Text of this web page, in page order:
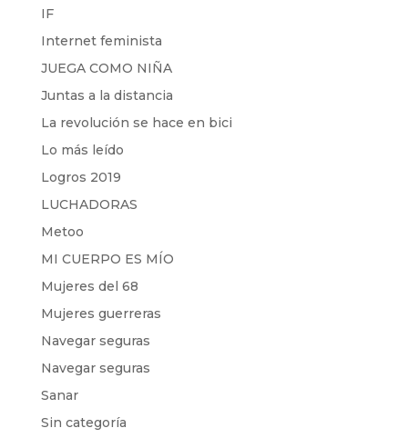
IF
Internet feminista
JUEGA COMO NIÑA
Juntas a la distancia
La revolución se hace en bici
Lo más leído
Logros 2019
LUCHADORAS
Metoo
MI CUERPO ES MÍO
Mujeres del 68
Mujeres guerreras
Navegar seguras
Navegar seguras
Sanar
Sin categoría